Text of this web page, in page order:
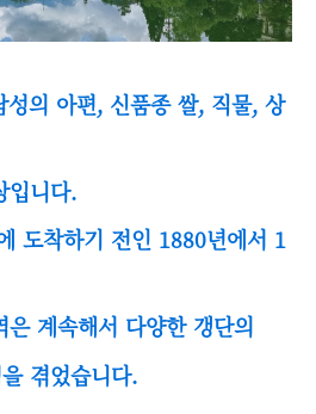
성의 아편, 신품종 쌀, 직물, 상
입니다.
도착하기 전인 1880년에서 1
계속해서 다양한 갱단의
겪었습니다.